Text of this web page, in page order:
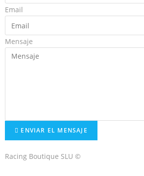
Email
Mensaje
ENVIAR EL MENSAJE
Racing Boutique SLU ©